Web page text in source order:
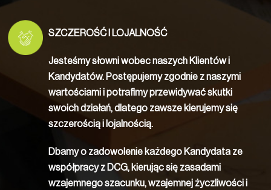
SZCZEROŚĆ I LOJALNOŚĆ
Jesteśmy słowni wobec naszych Klientów i
Kandydatów. Postępujemy zgodnie z naszymi
wartościami i potrafimy przewidywać skutki
swoich działań, dlatego zawsze kierujemy się
szczerością i lojalnością.
Dbamy o zadowolenie każdego Kandydata ze
współpracy z DCG, kierując się zasadami
wzajemnego szacunku, wzajemnej życzliwości i